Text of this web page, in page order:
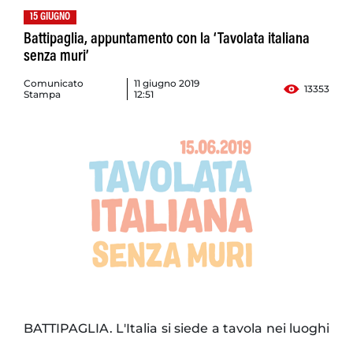
15 GIUGNO
Battipaglia, appuntamento con la ‘Tavolata italiana
senza muri’
Comunicato
Stampa
11 giugno 2019
12:51
13353
BATTIPAGLIA. L'Italia si siede a tavola nei luoghi